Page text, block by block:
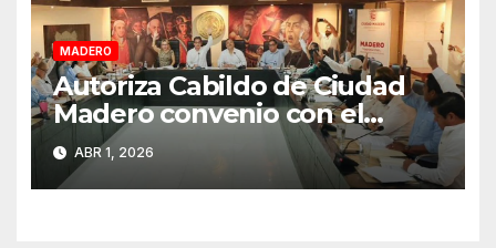
MADERO
Autoriza Cabildo de Ciudad
Madero convenio con el
Estado para fortalecer el
cobro del impuesto predial
ABR 1, 2026